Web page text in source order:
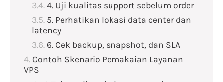
4. Uji kualitas support sebelum order
5. Perhatikan lokasi data center dan
latency
6. Cek backup, snapshot, dan SLA
Contoh Skenario Pemakaian Layanan
VPS